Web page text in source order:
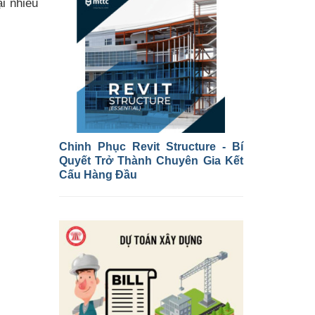
nhiều
Chinh Phục Revit Structure - Bí
Quyết Trở Thành Chuyên Gia Kết
Cấu Hàng Đầu